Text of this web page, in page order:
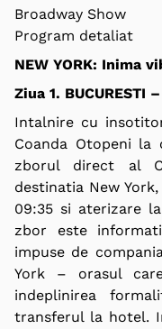
Broadway Show
Program detaliat
NEW YORK: Inima
Ziua 1. BUCURESTI
Intalnire cu
Coanda Otopeni
zborul direct al
destinatia New
09:35 si aterizare
zbor este
impuse de
York – orasul
indeplinirea
transferul la hotel.